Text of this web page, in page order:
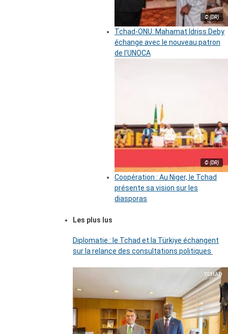
© (DR)
Tchad-ONU: Mahamat Idriss Deby
échange avec le nouveau patron
de l’UNOCA
© (DR)
Coopération : Au Niger, le Tchad
présente sa vision sur les
diasporas
Les plus lus
Diplomatie : le Tchad et la Türkiye échangent
sur la relance des consultations politiques